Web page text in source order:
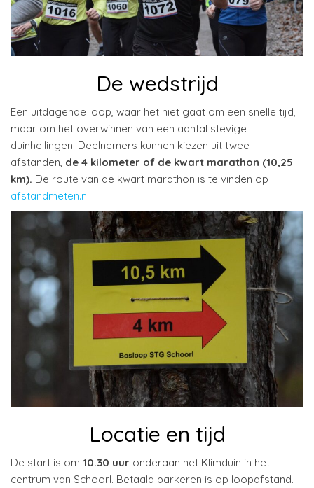
De wedstrijd
Een uitdagende loop, waar het niet gaat om een snelle tijd,
maar om het overwinnen van een aantal stevige
duinhellingen. Deelnemers kunnen kiezen uit twee
afstanden, de 4 kilometer of de kwart marathon (10,25
km). De route van de kwart marathon is te vinden op
afstandmeten.nl.
Locatie en tijd
De start is om 10.30 uur onderaan het Klimduin in het
centrum van Schoorl. Betaald parkeren is op loopafstand.